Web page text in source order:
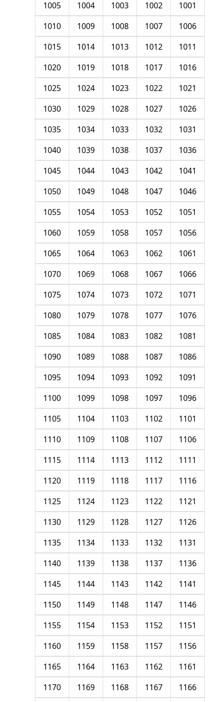
1001
1002
1003
1004
1005
1006
1007
1008
1009
1010
1011
1012
1013
1014
1015
1016
1017
1018
1019
1020
1021
1022
1023
1024
1025
1026
1027
1028
1029
1030
1031
1032
1033
1034
1035
1036
1037
1038
1039
1040
1041
1042
1043
1044
1045
1046
1047
1048
1049
1050
1051
1052
1053
1054
1055
1056
1057
1058
1059
1060
1061
1062
1063
1064
1065
1066
1067
1068
1069
1070
1071
1072
1073
1074
1075
1076
1077
1078
1079
1080
1081
1082
1083
1084
1085
1086
1087
1088
1089
1090
1091
1092
1093
1094
1095
1096
1097
1098
1099
1100
1101
1102
1103
1104
1105
1106
1107
1108
1109
1110
1111
1112
1113
1114
1115
1116
1117
1118
1119
1120
1121
1122
1123
1124
1125
1126
1127
1128
1129
1130
1131
1132
1133
1134
1135
1136
1137
1138
1139
1140
1141
1142
1143
1144
1145
1146
1147
1148
1149
1150
1151
1152
1153
1154
1155
1156
1157
1158
1159
1160
1161
1162
1163
1164
1165
1166
1167
1168
1169
1170